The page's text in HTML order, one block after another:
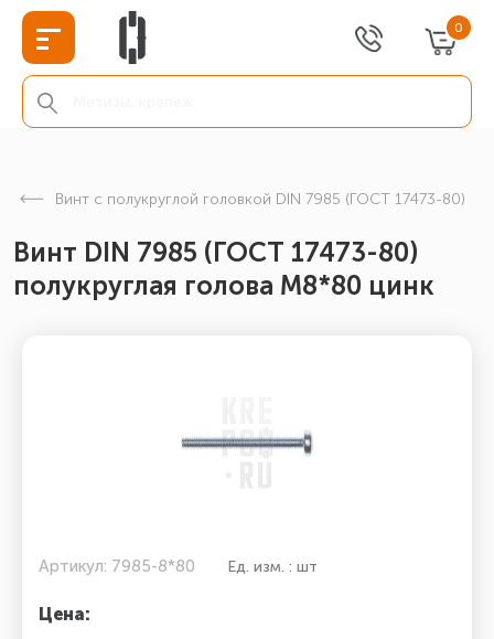
0
Винт с полукруглой головкой DIN 7985 (ГОСТ 17473-80)
Винт DIN 7985 (ГОСТ 17473-80)
полукруглая голова М8*80 цинк
Артикул: 7985-8*80 Ед. изм. : шт
Цена: